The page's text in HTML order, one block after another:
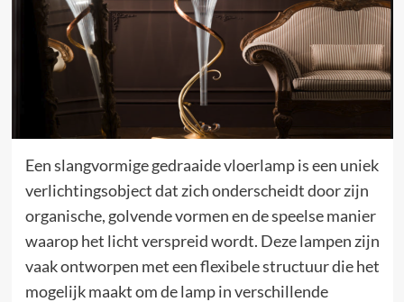
Een slangvormige gedraaide vloerlamp is een uniek
verlichtingsobject dat zich onderscheidt door zijn
organische, golvende vormen en de speelse manier
waarop het licht verspreid wordt. Deze lampen zijn
vaak ontworpen met een flexibele structuur die het
mogelijk maakt om de lamp in verschillende